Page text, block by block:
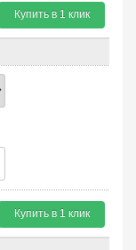
Купить в 1 клик
Купить в 1 клик